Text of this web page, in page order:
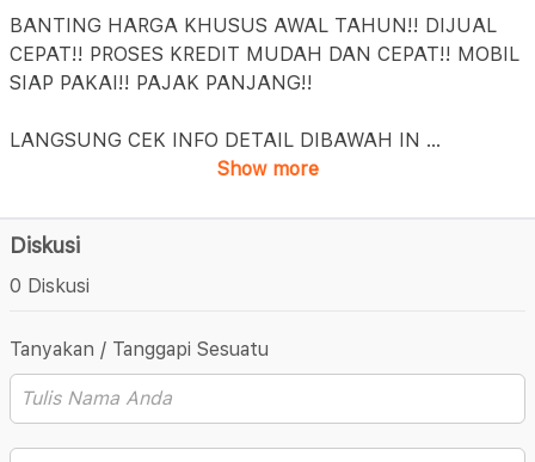
BANTING HARGA KHUSUS AWAL TAHUN!! DIJUAL
CEPAT!! PROSES KREDIT MUDAH DAN CEPAT!! MOBIL
SIAP PAKAI!! PAJAK PANJANG!!
LANGSUNG CEK INFO DETAIL DIBAWAH IN ...
Show more
Diskusi
0 Diskusi
Tanyakan / Tanggapi Sesuatu